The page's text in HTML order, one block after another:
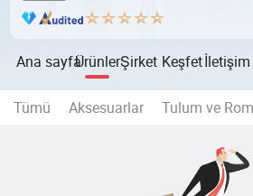
Ana sayfaÜrünlerŞirket Keşfetİletişim
Tümü Aksesuarlar Tulum ve